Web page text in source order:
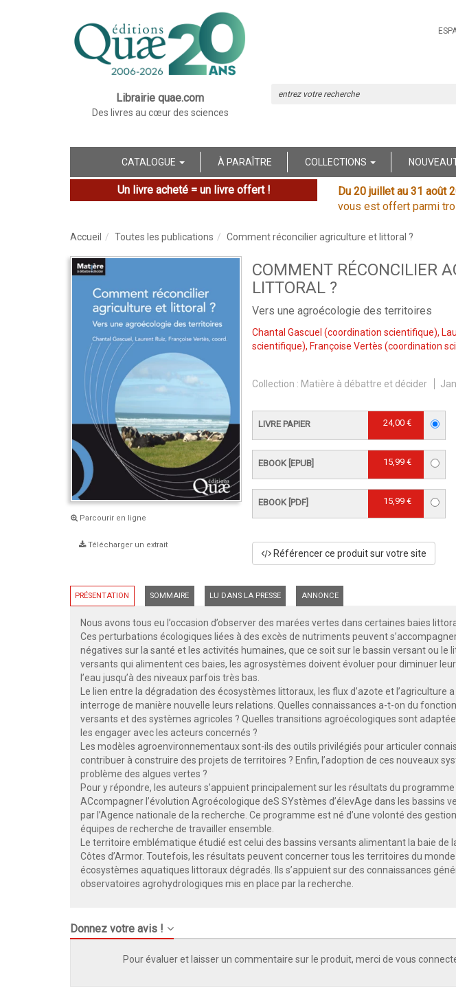
Librairie quae.com
Des livres au cœur des sciences
CATALOGUE À PARAÎTRE COLLECTIONS
Un livre acheté = un livre offert ! Du 20 juillet au 31 août
vous est offert parmi
Accueil Toutes les publications Comment réconcilier agriculture et littoral ?
Parcourir en ligne
Télécharger un extrait
COMMENT RÉCONCILIER
LITTORAL ?
Vers une agroécologie des territoires
Chantal Gascuel (coordination scientifique),
scientifique), Françoise Vertès (coordination
Collection : Matière à débattre et décider
LIVRE PAPIER 24,00 €
EBOOK [EPUB] 15,99 €
EBOOK [PDF] 15,99 €
Référencer ce produit sur votre site
PRÉSENTATION SOMMAIRE LU DANS LA PRESSE ANNONCE
Nous avons tous eu l’occasion d’observer des marées vertes dans certaines baies
Ces perturbations écologiques liées à des excès de nutriments peuvent
négatives sur la santé et les activités humaines, que ce soit sur le bassin versant ou le
versants qui alimentent ces baies, les agrosystèmes doivent évoluer pour diminuer
l’eau jusqu’à des niveaux parfois très bas.
Le lien entre la dégradation des écosystèmes littoraux, les flux d’azote et l’agriculture
interroge de manière nouvelle leurs relations. Quelles connaissances a-t-on du
versants et des systèmes agricoles ? Quelles transitions agroécologiques sont
les engager avec les acteurs concernés ?
Les modèles agroenvironnementaux sont-ils des outils privilégiés pour articuler
contribuer à construire des projets de territoires ? Enfin, l’adoption de ces nouveaux
problème des algues vertes ?
Pour y répondre, les auteurs s’appuient principalement sur les résultats du
ACcompagner l’évolution Agroécologique deS SYstèmes d’élevAge dans les bassins
par l’Agence nationale de la recherche. Ce programme est né d’une volonté des
équipes de recherche de travailler ensemble.
Le territoire emblématique étudié est celui des bassins versants alimentant la baie de
Côtes d’Armor. Toutefois, les résultats peuvent concerner tous les territoires du
écosystèmes aquatiques littoraux dégradés. Ils s’appuient sur des connaissances
observatoires agrohydrologiques mis en place par la recherche.
Donnez votre avis !
Pour évaluer et laisser un commentaire sur le produit, merci de vous